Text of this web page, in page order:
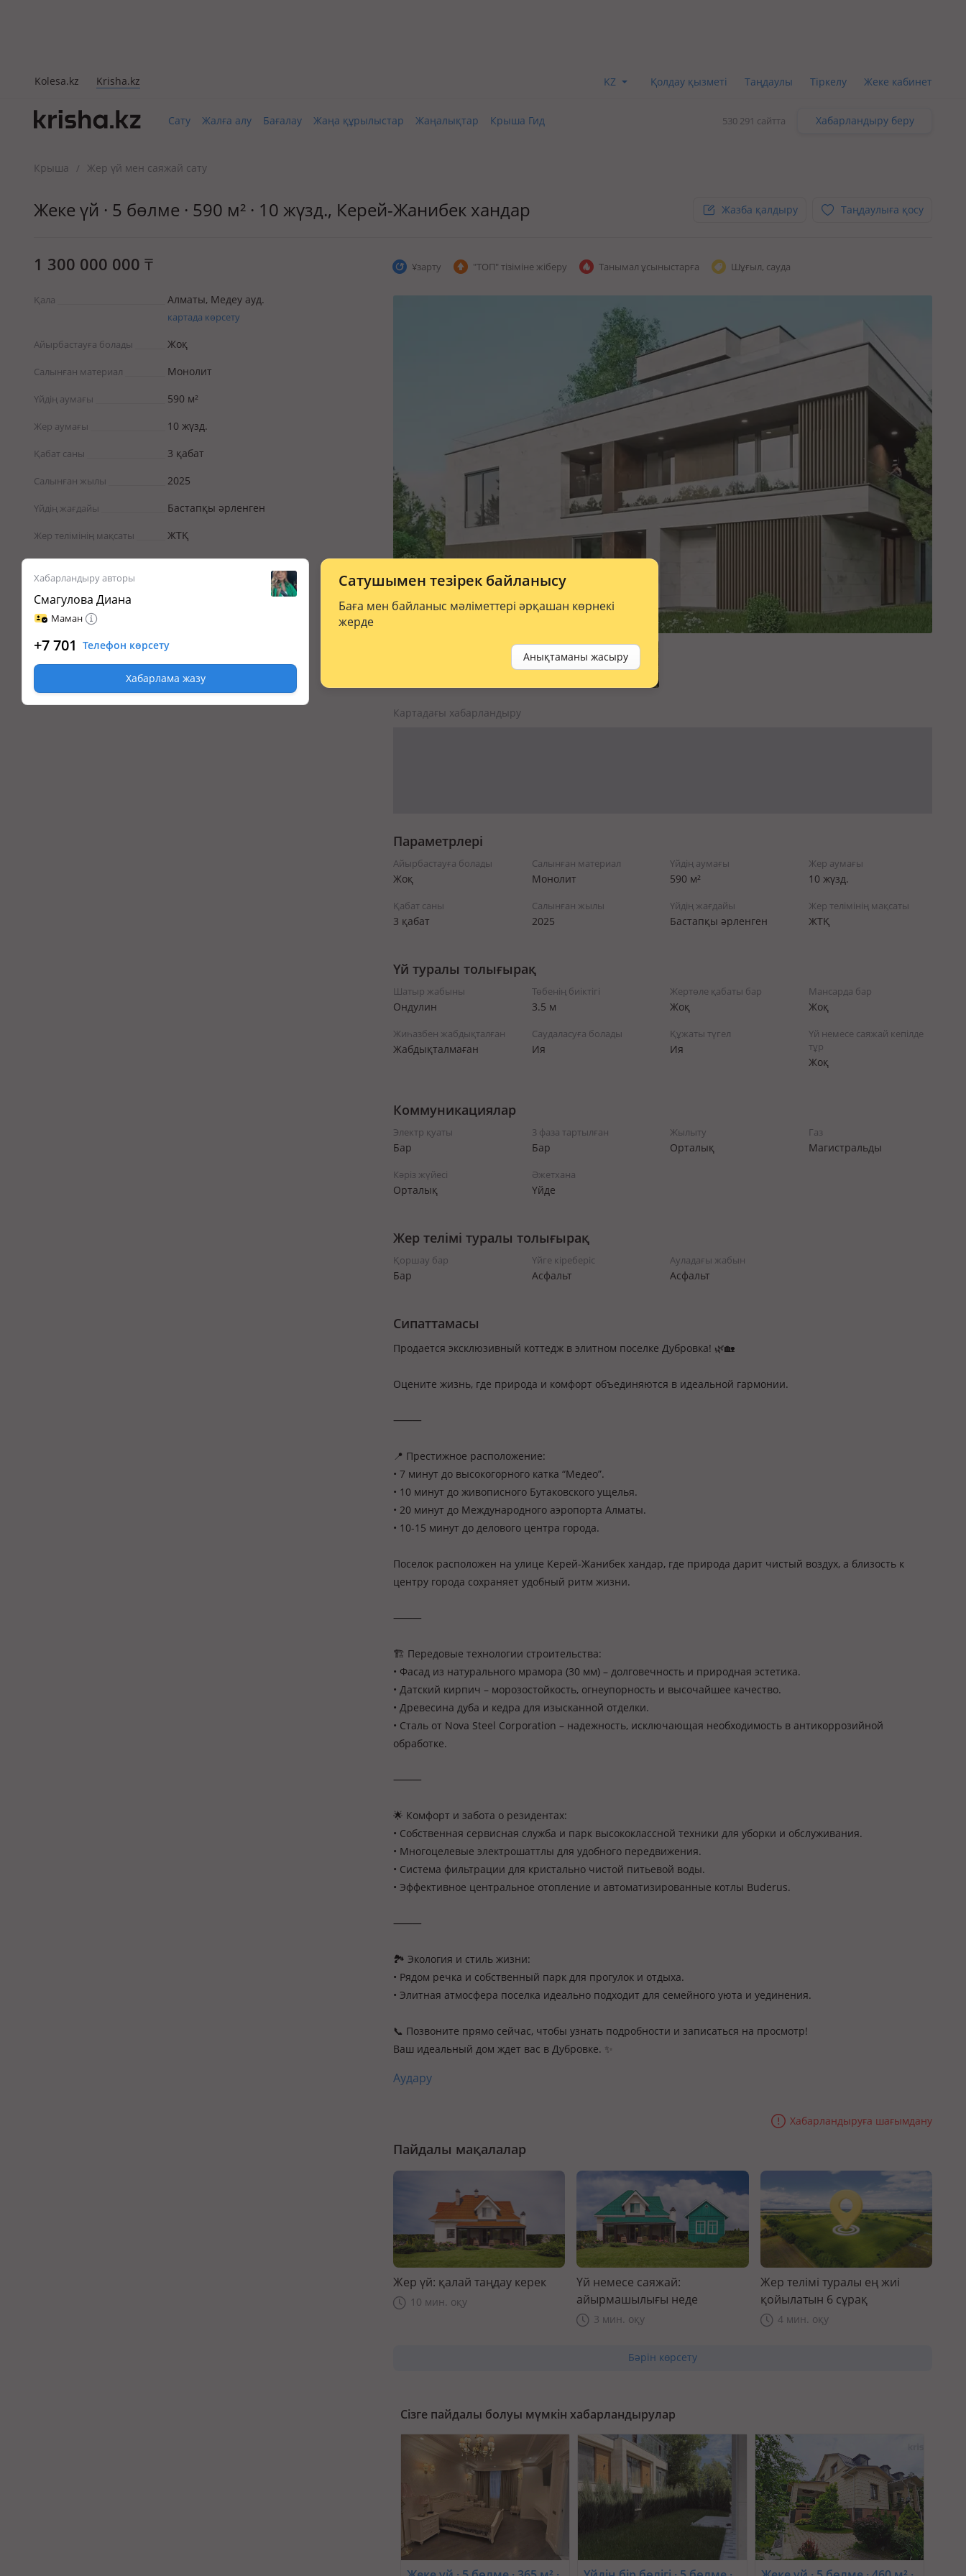
Kolesa.kz Krisha.kz KZ Қолдау қызметі Таңдаулы Тіркелу Жеке кабинет
Сату Жалға алу Бағалау Жаңа құрылыстар Жаңалықтар Крыша Гид 530 291 сайтта Хабарландыру беру
Крыша / Жер үй мен саяжай сату
Жеке үй · 5 бөлме · 590 м² · 10 жүзд., Керей-Жанибек хандар Жазба қалдыру Таңдаулыға қосу
1 300 000 000 ₸
Қала Алматы, Медеу ауд.
картада көрсету
Айырбастауға болады Жоқ
Салынған материал Монолит
Үйдің аумағы 590 м²
Жер аумағы 10 жүзд.
Қабат саны 3 қабат
Салынған жылы 2025
Үйдің жағдайы Бастапқы әрленген
Жер телімінің мақсаты ЖТҚ
Сатушымен тезірек байланысу
Баға мен байланыс мәліметтері әрқашан көрнекі
жерде
Анықтаманы жасыру
Хабарландыру авторы
Смагулова Диана
Маман
+7 701 Телефон көрсету
Хабарлама жазу
Ұзарту "ТОП" тізіміне жіберу Танымал ұсыныстарға Шұғыл, сауда
Картадағы хабарландыру
Параметрлері
Айырбастауға болады
Жоқ
Салынған материал
Монолит
Үйдің аумағы
590 м²
Жер аумағы
10 жүзд.
Қабат саны
3 қабат
Салынған жылы
2025
Үйдің жағдайы
Бастапқы әрленген
Жер телімінің мақсаты
ЖТҚ
Үй туралы толығырақ
Шатыр жабыны
Ондулин
Төбенің биіктігі
3.5 м
Жертөле қабаты бар
Жоқ
Мансарда бар
Жоқ
Жиһазбен жабдықталған
Жабдықталмаған
Саудаласуға болады
Ия
Құжаты түгел
Ия
Үй немесе саяжай кепілде
тұр
Жоқ
Коммуникациялар
Электр қуаты
Бар
3 фаза тартылған
Бар
Жылыту
Орталық
Газ
Магистральды
Кәріз жүйесі
Орталық
Әжетхана
Үйде
Жер телімі туралы толығырақ
Қоршау бар
Бар
Үйге кіреберіс
Асфальт
Ауладағы жабын
Асфальт
Сипаттамасы
Продается эксклюзивный коттедж в элитном поселке Дубровка! 🌿🏡
Оцените жизнь, где природа и комфорт объединяются в идеальной гармонии.
⸻
📍 Престижное расположение:
• 7 минут до высокогорного катка “Медео”.
• 10 минут до живописного Бутаковского ущелья.
• 20 минут до Международного аэропорта Алматы.
• 10-15 минут до делового центра города.
Поселок расположен на улице Керей-Жанибек хандар, где природа дарит чистый воздух, а близость к
центру города сохраняет удобный ритм жизни.
⸻
🏗️ Передовые технологии строительства:
• Фасад из натурального мрамора (30 мм) – долговечность и природная эстетика.
• Датский кирпич – морозостойкость, огнеупорность и высочайшее качество.
• Древесина дуба и кедра для изысканной отделки.
• Сталь от Nova Steel Corporation – надежность, исключающая необходимость в антикоррозийной
обработке.
⸻
🌟 Комфорт и забота о резидентах:
• Собственная сервисная служба и парк высококлассной техники для уборки и обслуживания.
• Многоцелевые электрошаттлы для удобного передвижения.
• Система фильтрации для кристально чистой питьевой воды.
• Эффективное центральное отопление и автоматизированные котлы Buderus.
⸻
🏞️ Экология и стиль жизни:
• Рядом речка и собственный парк для прогулок и отдыха.
• Элитная атмосфера поселка идеально подходит для семейного уюта и уединения.
📞 Позвоните прямо сейчас, чтобы узнать подробности и записаться на просмотр!
Ваш идеальный дом ждет вас в Дубровке. ✨
Аудару
Хабарландыруға шағымдану
Пайдалы мақалалар
Жер үй: қалай таңдау керек
10 мин. оқу
Үй немесе саяжай:
айырмашылығы неде
3 мин. оқу
Жер телімі туралы ең жиі
қойылатын 6 сұрақ
4 мин. оқу
Бәрін көрсету
Сізге пайдалы болуы мүмкін хабарландырулар